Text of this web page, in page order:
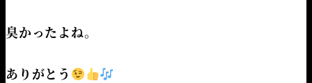
臭かったよね。
ありがとう